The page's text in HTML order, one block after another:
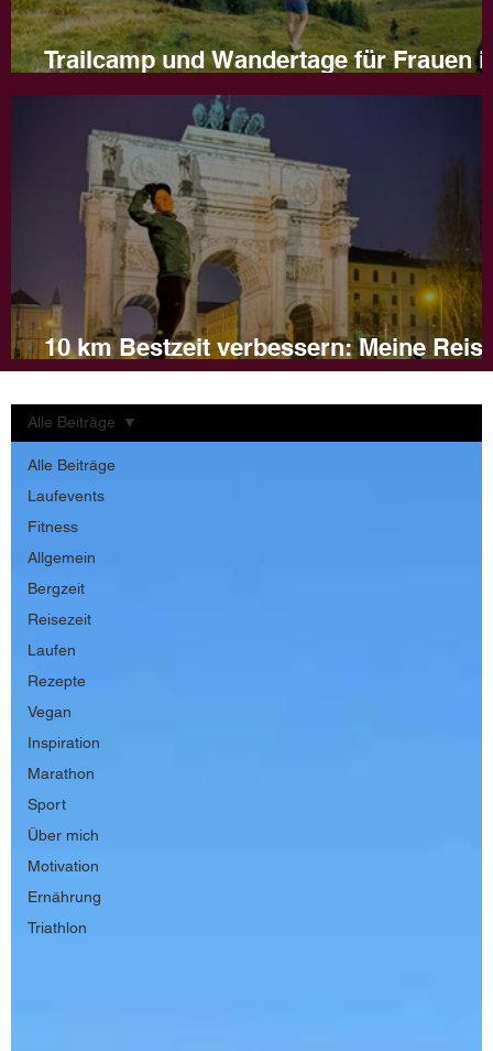
Trailcamp und Wandertage für Frauen
Naturns
10 km Bestzeit verbessern: Meine
und Tipps für dein Training
Alle Beiträge
Laufevents
Fitness
Allgemein
Bergzeit
Reisezeit
Laufen
Rezepte
Vegan
Inspiration
Marathon
Sport
Über mich
Motivation
Ernährung
Triathlon
Alle Beiträge